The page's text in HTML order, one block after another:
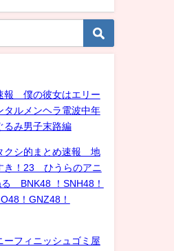
報 僕の彼女はエリー
タルメンヘラ電波中年
るみ男子末路編
クシ的まとめ速報 地
き！23 ひうらのアニ
る BNK48 ！SNH48！
！GNZ48！
ーフィニッシュゴミ屋